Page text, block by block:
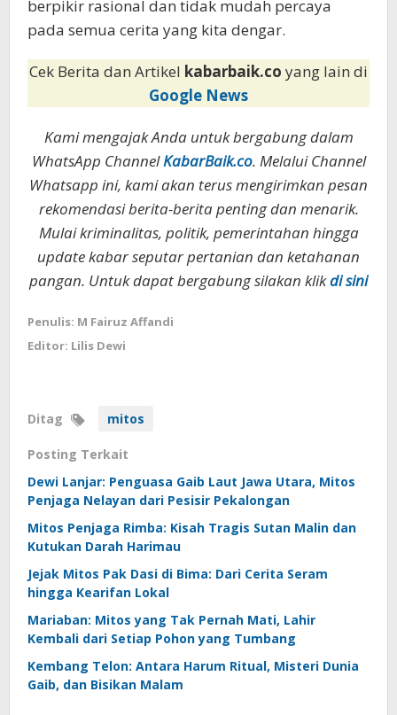
berpikir rasional dan tidak mudah percaya
pada semua cerita yang kita dengar.
Cek Berita dan Artikel kabarbaik.co yang lain di
Google News
Kami mengajak Anda untuk bergabung dalam
WhatsApp ChannelKabarBaik.co. Melalui Channel
Whatsapp ini, kami akan terus mengirimkan pesan
rekomendasi berita-berita penting dan menarik.
Mulai kriminalitas, politik, pemerintahan hingga
update kabar seputar pertanian dan ketahanan
pangan. Untuk dapat bergabung silakan klikdi sini
Penulis: M Fairuz Affandi
Editor: Lilis Dewi
Ditag mitos
Posting Terkait
Dewi Lanjar: Penguasa Gaib Laut Jawa Utara, Mitos
Penjaga Nelayan dari Pesisir Pekalongan
Mitos Penjaga Rimba: Kisah Tragis Sutan Malin dan
Kutukan Darah Harimau
Jejak Mitos Pak Dasi di Bima: Dari Cerita Seram
hingga Kearifan Lokal
Mariaban: Mitos yang Tak Pernah Mati, Lahir
Kembali dari Setiap Pohon yang Tumbang
Kembang Telon: Antara Harum Ritual, Misteri Dunia
Gaib, dan Bisikan Malam